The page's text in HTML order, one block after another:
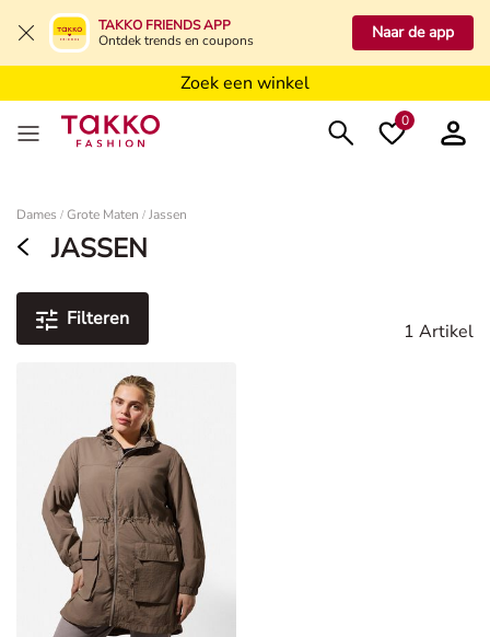
TAKKO FRIENDS APP
Ontdek trends en coupons
Naar de app
Zoek een winkel
Zoek een winkel
0
Dames / Grote Maten / Jassen
JASSEN
Filteren
1 Artikel